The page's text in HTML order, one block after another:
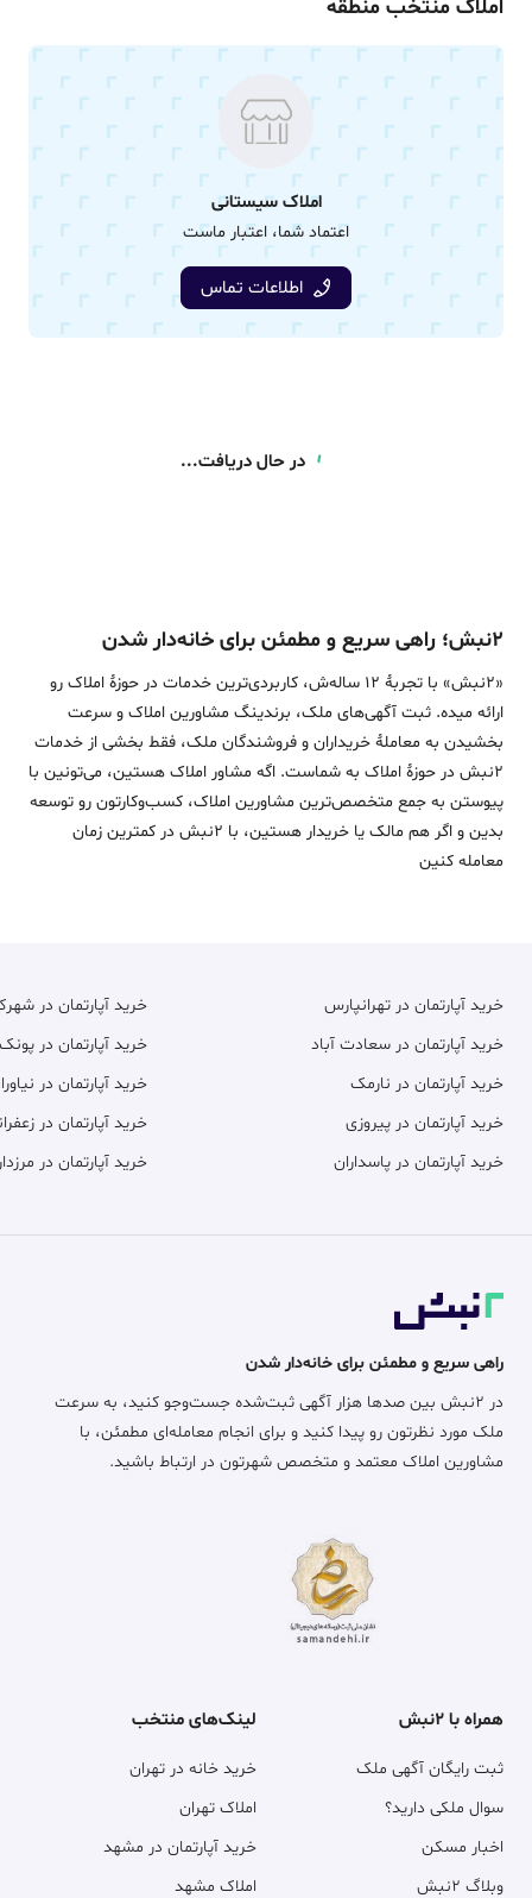
املاک منتخب منطقه
املاک سیستانی
اعتماد شما، اعتبار ماست
اطلاعات تماس
در حال دریافت...
۲نبش؛ راهی سریع و مطمئن برای خانه‌دار شدن
«2نبش» با تجربۀ 12 ساله‌ش، کاربردی‌ترین خدمات در حوزۀ املاک رو
ارائه میده. ثبت آگهی‌های ملک، برندینگ مشاورین املاک و سرعت
بخشیدن به معاملۀ خریداران و فروشندگان ملک، فقط بخشی از خدمات
2نبش در حوزۀ املاک به شماست. اگه مشاور املاک هستین، می‌تونین با
پیوستن به جمع متخصص‌ترین مشاورین املاک، کسب‌وکارتون رو توسعه
بدین و اگر هم مالک یا خریدار هستین، با 2نبش در کمترین زمان
معامله‌ کنین
خرید آپارتمان در تهرانپارس
خرید آپارتمان در سعادت آباد
خرید آپارتمان در نارمک
خرید آپارتمان در پیروزی
خرید آپارتمان در پاسداران
خرید آپارتمان در
خرید آپارتمان در
خرید آپارتمان در
خرید آپارتمان در
خرید آپارتمان در
راهی سریع و مطمئن برای خانه‌دار شدن
در ۲نبش بین صدها هزار آگهی ثبت‌شده جست‌وجو کنید، به سرعت
ملک مورد نظرتون رو پیدا کنید و برای انجام معامله‌ای مطمئن، با
مشاورین املاک معتمد و متخصص شهرتون در ارتباط باشید.
همراه با ۲نبش
ثبت رایگان آگهی ملک
سوال ملکی دارید؟
اخبار مسکن
وبلاگ ۲نبش
لینک‌های منتخب
خرید خانه در تهران
املاک تهران
خرید آپارتمان در مشهد
املاک مشهد